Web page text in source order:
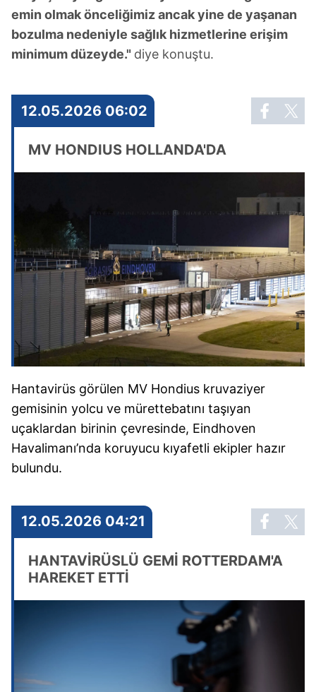
emin olmak önceliğimiz ancak yine de yaşanan
bozulma nedeniyle sağlık hizmetlerine erişim
minimum düzeyde." diye konuştu.
12.05.2026 06:02
MV HONDIUS HOLLANDA'DA
Hantavirüs görülen MV Hondius kruvaziyer
gemisinin yolcu ve mürettebatını taşıyan
uçaklardan birinin çevresinde, Eindhoven
Havalimanı’nda koruyucu kıyafetli ekipler hazır
bulundu.
12.05.2026 04:21
HANTAVİRÜSLÜ GEMİ ROTTERDAM'A
HAREKET ETTİ